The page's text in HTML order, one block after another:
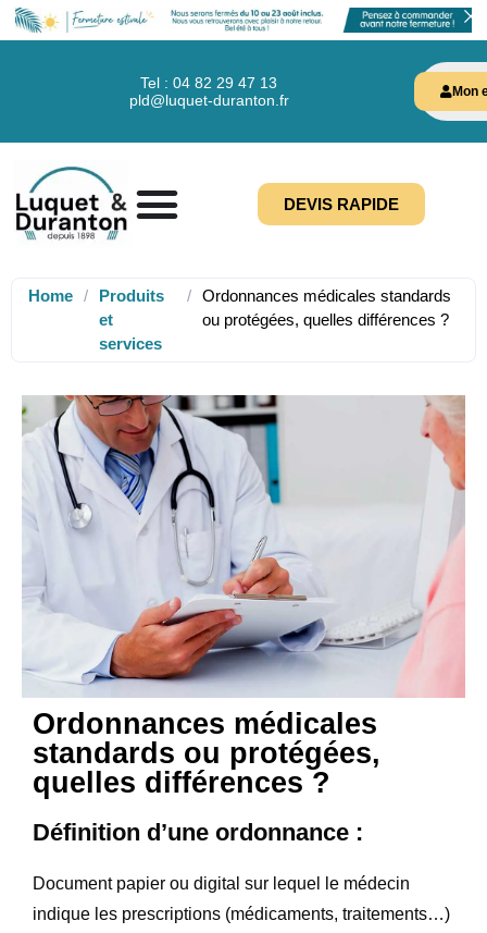
Tel : 04 82 29 47 13
pld@luquet-duranton.fr
Mon
DEVIS RAPIDE
Home /
Produits
et
services
/
Ordonnances médicales standards
ou protégées, quelles différences ?
Ordonnances médicales
standards ou protégées,
quelles différences ?
Définition d’une ordonnance :
Document papier ou digital sur lequel le médecin
indique les prescriptions (médicaments, traitements…)